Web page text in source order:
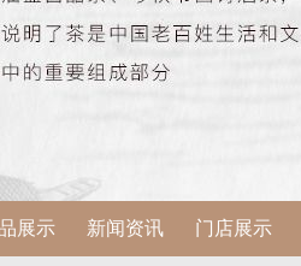
展示 新闻资讯 门店展示